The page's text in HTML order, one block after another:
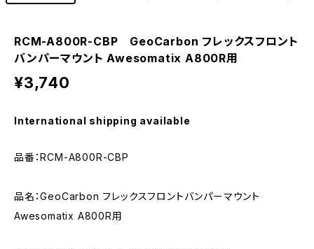
RCM-A800R-CBP GeoCarbon フレックスフロント
バンパーマウント Awesomatix A800R用
¥3,740
International shipping available
品番：RCM-A800R-CBP
品名：GeoCarbon フレックスフロントバンパーマウント
Awesomatix A800R用